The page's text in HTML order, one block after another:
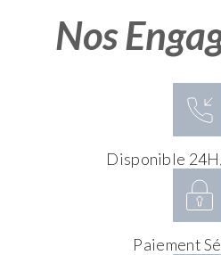
Nos
Disponible
Paiement